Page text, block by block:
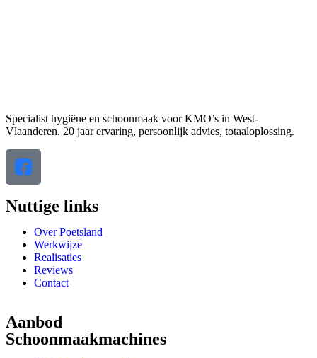
Specialist hygiëne en schoonmaak voor KMO’s in West-
Vlaanderen. 20 jaar ervaring, persoonlijk advies, totaaloplossing.
Nuttige links
Over Poetsland
Werkwijze
Realisaties
Reviews
Contact
Aanbod
Schoonmaakmachines